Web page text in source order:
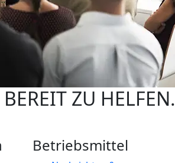
ZU HELFEN.
Betriebsmittel